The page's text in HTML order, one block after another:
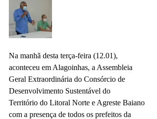
Na manhã desta terça-feira (12.01),
aconteceu em Alagoinhas, a Assembleia
Geral Extraordinária do Consórcio de
Desenvolvimento Sustentável do
Território do Litoral Norte e Agreste Baiano
com a presença de todos os prefeitos da